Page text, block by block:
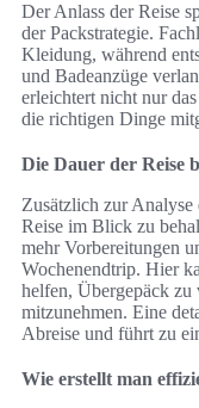
Der Anlass der Reise
der Packstrategie.
Kleidung, während
und Badeanzüge
erleichtert nicht nur
die richtigen Dinge
Die Dauer der Reise
Zusätzlich zur Analyse
Reise im Blick zu
mehr Vorbereitungen
Wochenendtrip. Hier
helfen, Übergepäck zu
mitzunehmen. Eine
Abreise und führt zu
Wie erstellt man